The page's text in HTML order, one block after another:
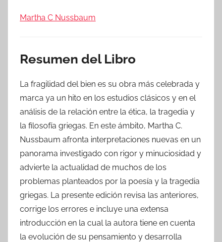
Martha C Nussbaum
Resumen del Libro
La fragilidad del bien es su obra más celebrada y
marca ya un hito en los estudios clásicos y en el
análisis de la relación entre la ética, la tragedia y
la filosofía griegas. En este ámbito, Martha C.
Nussbaum afronta interpretaciones nuevas en un
panorama investigado con rigor y minuciosidad y
advierte la actualidad de muchos de los
problemas planteados por la poesía y la tragedia
griegas. La presente edición revisa las anteriores,
corrige los errores e incluye una extensa
introducción en la cual la autora tiene en cuenta
la evolución de su pensamiento y desarrolla